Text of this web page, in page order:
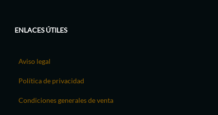
ENLACES ÚTILES
Aviso legal
Política de privacidad
Condiciones generales de venta